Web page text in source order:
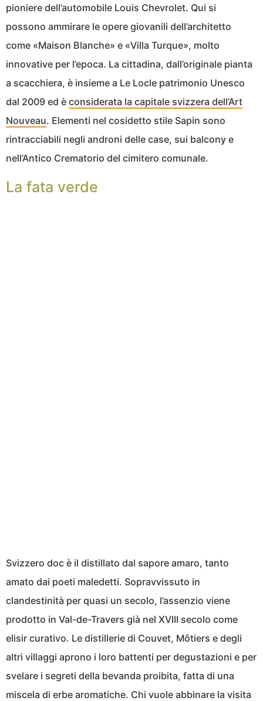
pioniere dell’automobile Louis Chevrolet. Qui si
possono ammirare le opere giovanili dell’architetto
come «Maison Blanche» e «Villa Turque», molto
innovative per l’epoca. La cittadina, dall’originale pianta
a scacchiera, è insieme a Le Locle patrimonio Unesco
dal 2009 ed è considerata la capitale svizzera dell’Art
Nouveau. Elementi nel cosidetto stile Sapin sono
rintracciabili negli androni delle case, sui balcony e
nell’Antico Crematorio del cimitero comunale.
La fata verde
Svizzero doc è il distillato dal sapore amaro, tanto
amato dai poeti maledetti. Sopravvissuto in
clandestinità per quasi un secolo, l’assenzio viene
prodotto in Val-de-Travers già nel XVIII secolo come
elisir curativo. Le distillerie di Couvet, Môtiers e degli
altri villaggi aprono i loro battenti per degustazioni e per
svelare i segreti della bevanda proibita, fatta di una
miscela di erbe aromatiche. Chi vuole abbinare la visita